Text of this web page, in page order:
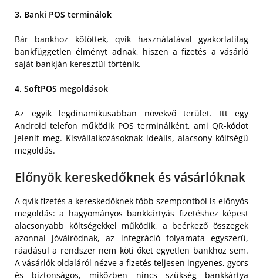
3. Banki POS terminálok
Bár bankhoz kötöttek, qvik használatával gyakorlatilag
bankfüggetlen élményt adnak, hiszen a fizetés a vásárló
saját bankján keresztül történik.
4. SoftPOS megoldások
Az egyik legdinamikusabban növekvő terület. Itt egy
Android telefon működik POS terminálként, ami QR-kódot
jelenít meg. Kisvállalkozásoknak ideális, alacsony költségű
megoldás.
Előnyök kereskedőknek és vásárlóknak
A qvik fizetés a kereskedőknek több szempontból is előnyös
megoldás: a hagyományos bankkártyás fizetéshez képest
alacsonyabb költségekkel működik, a beérkező összegek
azonnal jóváíródnak, az integráció folyamata egyszerű,
ráadásul a rendszer nem köti őket egyetlen bankhoz sem.
A vásárlók oldaláról nézve a fizetés teljesen ingyenes, gyors
és biztonságos, miközben nincs szükség bankkártya